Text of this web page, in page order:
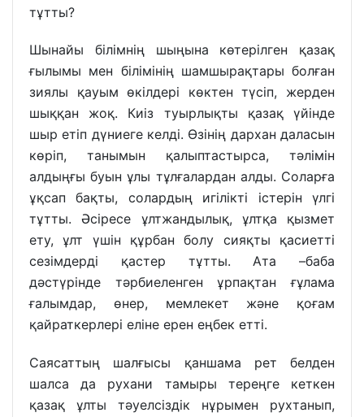
тұтты?
Шынайы білімнің шыңына көтерілген қазақ
ғылымы мен білімінің шамшырақтары болған
зиялы қауым өкілдері көктен түсіп, жерден
шыққан жоқ. Киіз туырлықты қазақ үйінде
шыр етіп дүниеге келді. Өзінің дархан даласын
көріп, танымын қалыптастырса, тәлімін
алдыңғы буын ұлы тұлғалардан алды. Соларға
ұқсап бақты, солардың игілікті істерін үлгі
тұтты. Әсіресе ұлтжандылық, ұлтқа қызмет
ету, ұлт үшін құрбан болу сияқты қасиетті
сезімдерді қастер тұтты. Ата –баба
дәстүрінде тәрбиеленген ұрпақтан ғұлама
ғалымдар, өнер, мемлекет және қоғам
қайраткерлері еліне ерен еңбек етті.
Саясаттың шалғысы қаншама рет белден
шалса да рухани тамыры тереңге кеткен
қазақ ұлты тәуелсіздік нұрымен рухтанып,